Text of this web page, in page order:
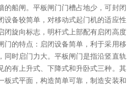
的船闸。平板闸门门槽占地少，可封闭
设备较简单，对移动式起门机的适应性
闭旋向标志，明杆式上部配有启闭高度
门的特点：启闭设备简单，利于采用移
同时启门力大。平板闸门是指沿竖直轨
的有上升式、下降式和升卧式三种。其
板式平面，构造简单可靠，制造安装和